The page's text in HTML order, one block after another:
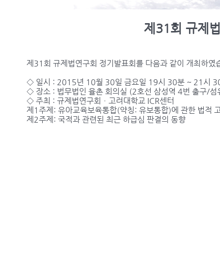
제31회 규제
제31회 규제법연구회 정기발표회를 다음과 같이 개최하였
◇ 일시 : 2015년 10월 30일 금요일 19시 30분 ~ 21시
◇ 장소 : 법무법인 율촌 회의실 (2호선 삼성역 4번 출구/
◇ 주최 : 규제법연구회ㆍ고려대학교 ICR센터
제1주제: 유아교육보육통합(약칭: 유보통합)에 관한 법적
제2주제: 국적과 관련된 최근 하급심 판결의 동향